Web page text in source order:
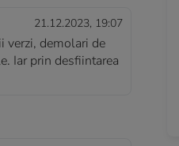
21.12.2023, 19:07
verzi, demolari de
Iar prin desfiintarea